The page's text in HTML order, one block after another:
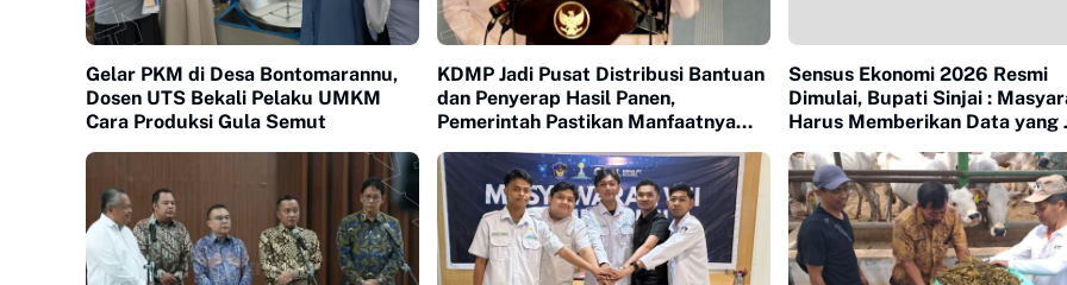
Gelar PKM di Desa Bontomarannu,
Dosen UTS Bekali Pelaku UMKM
Cara Produksi Gula Semut
KDMP Jadi Pusat Distribusi Bantuan
dan Penyerap Hasil Panen,
Pemerintah Pastikan Manfaatnya
Sensus Ekonomi 2026 Resmi
Dimulai, Bupati Sinjai :
Harus Memberikan Data yang